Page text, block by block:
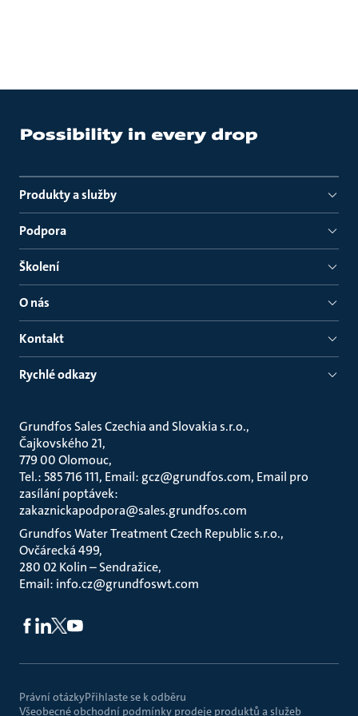
Produkty a služby
Podpora
Školení
O nás
Kontakt
Rychlé odkazy
Grundfos Sales Czechia and Slovakia s.r.o.
Čajkovského 21
779 00 Olomouc
Tel.: 585 716 111, Email: gcz@grundfos.com, Email pro
zasílání poptávek:
zakaznickapodpora@sales.grundfos.com
Grundfos Water Treatment Czech Republic s.r.o.
Ovčárecká 499
280 02 Kolin – Sendražice
Email: info.cz@grundfoswt.com
Právní otázkyPřihlaste se k odběru
Všeobecné obchodní podmínky prodeje produktů a služeb